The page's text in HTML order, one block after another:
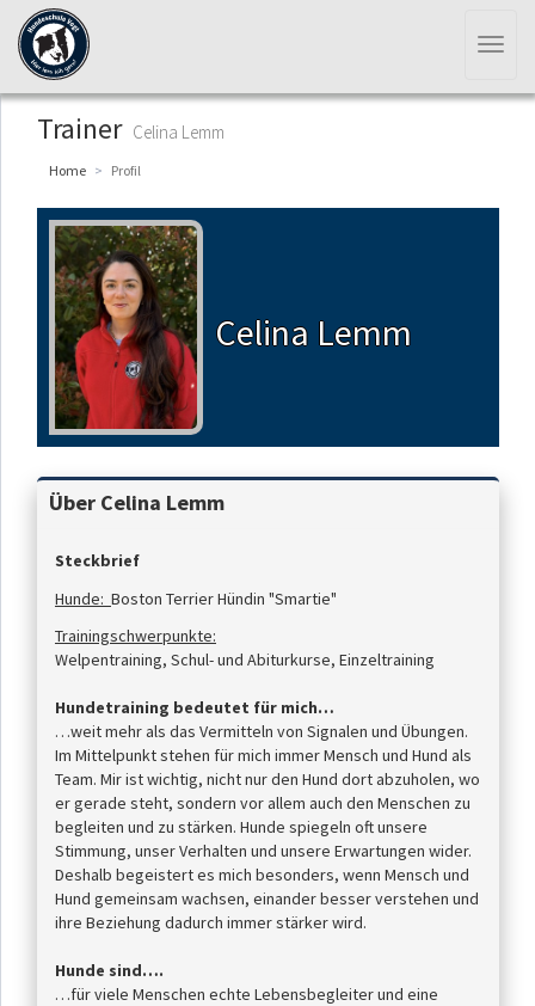
Trainer Celina Lemm
Home Profil
Celina Lemm
Über Celina Lemm
Steckbrief
Hunde: Boston Terrier Hündin "Smartie"
Trainingschwerpunkte:
Welpentraining, Schul- und Abiturkurse, Einzeltraining
Hundetraining bedeutet für mich…
…weit mehr als das Vermitteln von Signalen und Übungen.
Im Mittelpunkt stehen für mich immer Mensch und Hund als
Team. Mir ist wichtig, nicht nur den Hund dort abzuholen, wo
er gerade steht, sondern vor allem auch den Menschen zu
begleiten und zu stärken. Hunde spiegeln oft unsere
Stimmung, unser Verhalten und unsere Erwartungen wider.
Deshalb begeistert es mich besonders, wenn Mensch und
Hund gemeinsam wachsen, einander besser verstehen und
ihre Beziehung dadurch immer stärker wird.
Hunde sind….
…für viele Menschen echte Lebensbegleiter und eine